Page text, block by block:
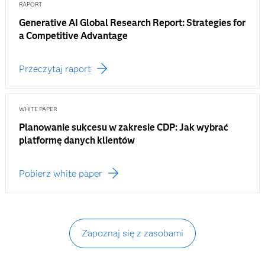
RAPORT
Generative AI Global Research Report: Strategies for
a Competitive Advantage
Przeczytaj raport
WHITE PAPER
Planowanie sukcesu w zakresie CDP: Jak wybrać
platformę danych klientów
Pobierz white paper
Zapoznaj się z zasobami